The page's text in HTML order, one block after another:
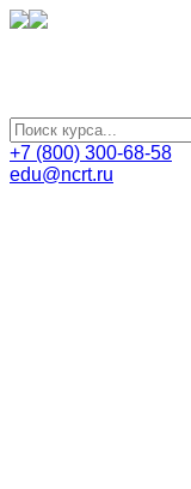
+7 (800) 300-68-58
edu@ncrt.ru